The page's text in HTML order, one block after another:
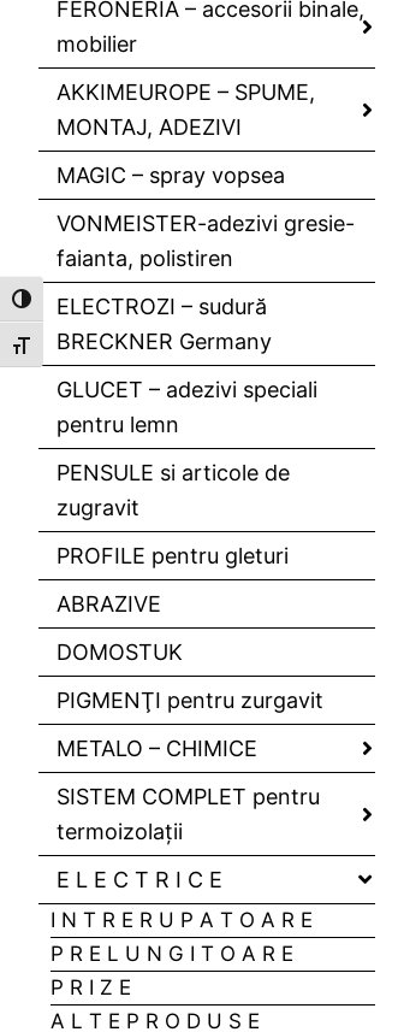
Toggle High Contrast
Toggle Font size
FERONERIA – accesorii binale,
mobilier
AKKIMEUROPE – SPUME,
MONTAJ, ADEZIVI
MAGIC – spray vopsea
VONMEISTER-adezivi gresie-
faianta, polistiren
ELECTROZI – sudură
BRECKNER Germany
GLUCET – adezivi speciali
pentru lemn
PENSULE si articole de
zugravit
PROFILE pentru gleturi
ABRAZIVE
DOMOSTUK
PIGMENŢI pentru zurgavit
METALO – CHIMICE
SISTEM COMPLET pentru
termoizolaţii
E L E C T R I C E
I N T R E R U P A T O A R E
P R E L U N G I T O A R E
P R I Z E
A L T E P R O D U S E